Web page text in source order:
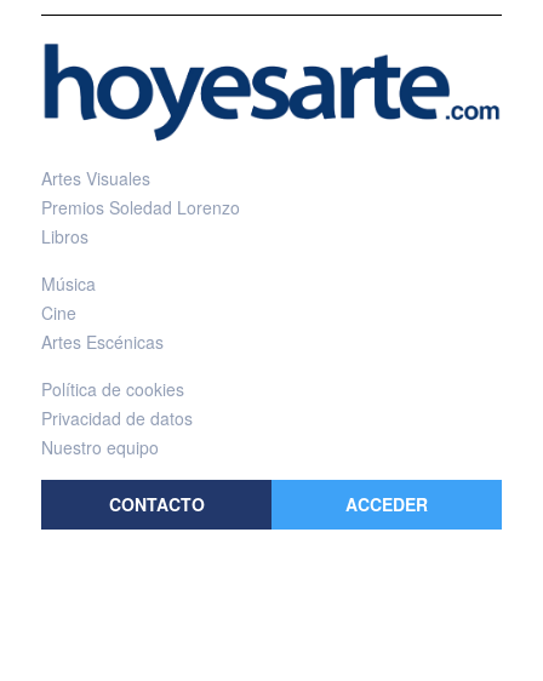
Artes Visuales
Premios Soledad Lorenzo
Libros
Música
Cine
Artes Escénicas
Política de cookies
Privacidad de datos
Nuestro equipo
CONTACTO ACCEDER